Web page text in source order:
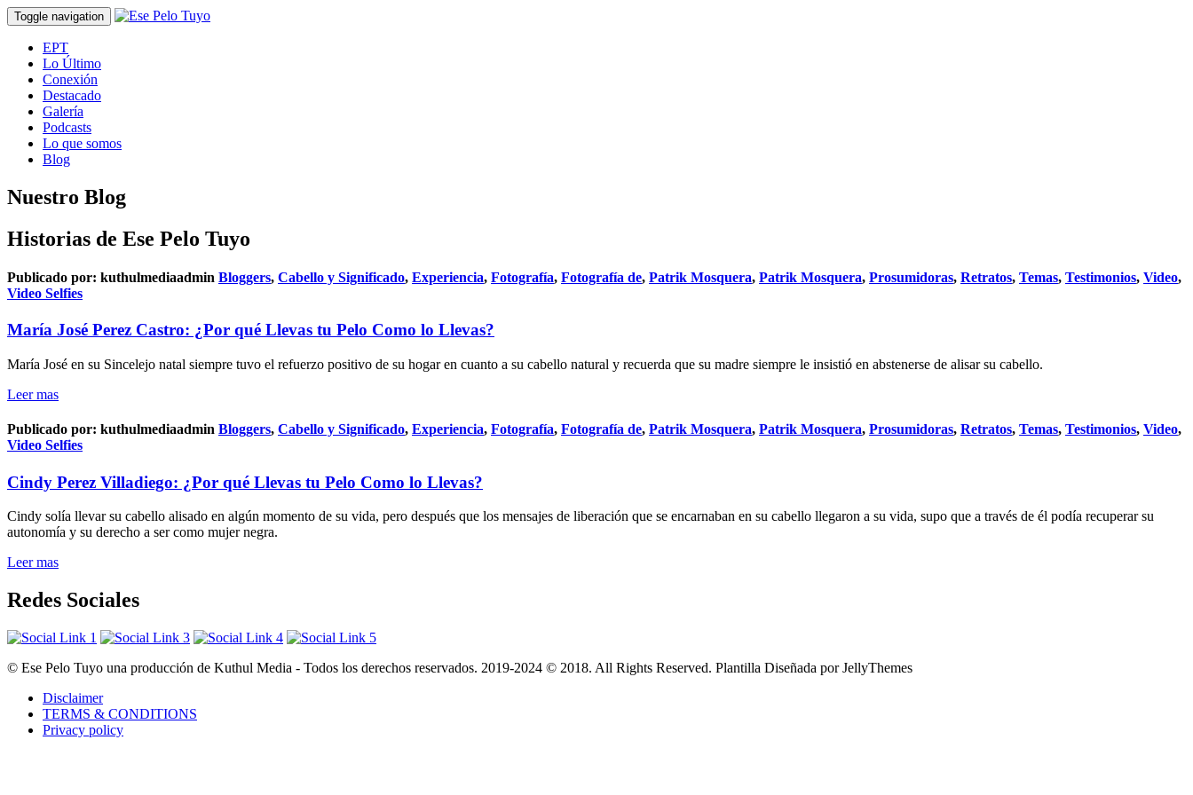
Toggle navigation
EPT
Lo Último
Conexión
Destacado
Galería
Podcasts
Lo que somos
Blog
Nuestro Blog
Historias de Ese Pelo Tuyo
Publicado por: kuthulmediaadmin Bloggers, Cabello y Significado, Experiencia, Fotografía, Fotografía de, Patrik Mosquera, Patrik Mosquera, Prosumidoras, Retratos, Temas, Testimonios, Video,
Video Selfies
María José Perez Castro: ¿Por qué Llevas tu Pelo Como lo Llevas?
María José en su Sincelejo natal siempre tuvo el refuerzo positivo de su hogar en cuanto a su cabello natural y recuerda que su madre siempre le insistió en abstenerse de alisar su cabello.
Leer mas
Publicado por: kuthulmediaadmin Bloggers, Cabello y Significado, Experiencia, Fotografía, Fotografía de, Patrik Mosquera, Patrik Mosquera, Prosumidoras, Retratos, Temas, Testimonios, Video,
Video Selfies
Cindy Perez Villadiego: ¿Por qué Llevas tu Pelo Como lo Llevas?
Cindy solía llevar su cabello alisado en algún momento de su vida, pero después que los mensajes de liberación que se encarnaban en su cabello llegaron a su vida, supo que a través de él podía recuperar su
autonomía y su derecho a ser como mujer negra.
Leer mas
Redes Sociales
© Ese Pelo Tuyo una producción de Kuthul Media - Todos los derechos reservados. 2019-2024 © 2018. All Rights Reserved. Plantilla Diseñada por JellyThemes
Disclaimer
TERMS & CONDITIONS
Privacy policy